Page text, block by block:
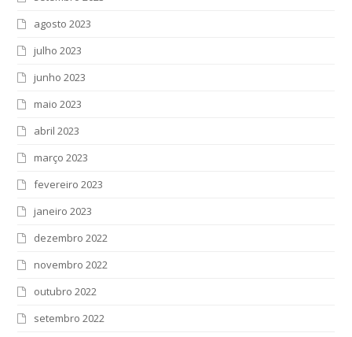
agosto 2023
julho 2023
junho 2023
maio 2023
abril 2023
março 2023
fevereiro 2023
janeiro 2023
dezembro 2022
novembro 2022
outubro 2022
setembro 2022